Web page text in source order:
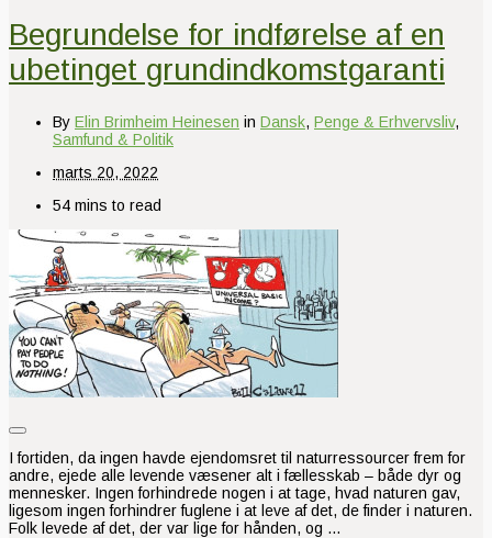
Begrundelse for indførelse af en
ubetinget grundindkomstgaranti
By Elin Brimheim Heinesen in Dansk, Penge & Erhvervsliv,
Samfund & Politik
marts 20, 2022
54 mins to read
I fortiden, da ingen havde ejendomsret til naturressourcer frem for
andre, ejede alle levende væsener alt i fællesskab – både dyr og
mennesker. Ingen forhindrede nogen i at tage, hvad naturen gav,
ligesom ingen forhindrer fuglene i at leve af det, de finder i naturen.
Folk levede af det, der var lige for hånden, og …